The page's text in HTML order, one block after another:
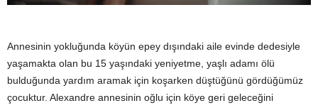
Annesinin yokluğunda köyün epey dışındaki aile evinde dedesiyle
yaşamakta olan bu 15 yaşındaki yeniyetme, yaşlı adamı ölü
bulduğunda yardım aramak için koşarken düştüğünü gördüğümüz
çocuktur. Alexandre annesinin oğlu için köye geri geleceğini